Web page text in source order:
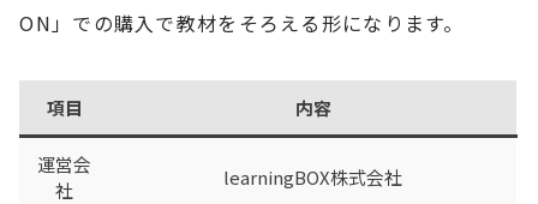
ON」での購入で教材をそろえる形になります。
項目 内容
運営会
社
learningBOX株式会社